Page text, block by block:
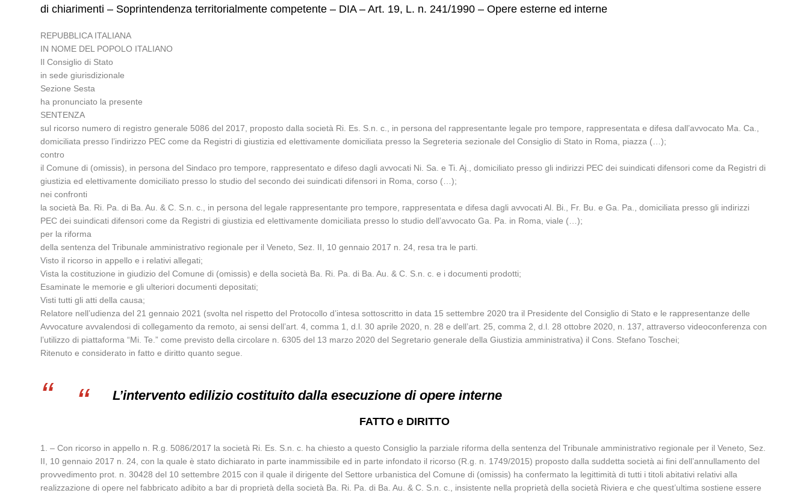
di chiarimenti – Soprintendenza territorialmente competente – DIA – Art. 19, L. n. 241/1990 – Opere esterne ed interne
REPUBBLICA ITALIANA
IN NOME DEL POPOLO ITALIANO
Il Consiglio di Stato
in sede giurisdizionale
Sezione Sesta
ha pronunciato la presente
SENTENZA
sul ricorso numero di registro generale 5086 del 2017, proposto dalla società Ri. Es. S.n. c., in persona del rappresentante legale pro tempore, rappresentata e difesa dall’avvocato Ma. Ca.,
domiciliata presso l’indirizzo PEC come da Registri di giustizia ed elettivamente domiciliata presso la Segreteria sezionale del Consiglio di Stato in Roma, piazza (…);
contro
il Comune di (omissis), in persona del Sindaco pro tempore, rappresentato e difeso dagli avvocati Ni. Sa. e Ti. Aj., domiciliato presso gli indirizzi PEC dei suindicati difensori come da Registri di
giustizia ed elettivamente domiciliato presso lo studio del secondo dei suindicati difensori in Roma, corso (…);
nei confronti
la società Ba. Ri. Pa. di Ba. Au. & C. S.n. c., in persona del legale rappresentante pro tempore, rappresentata e difesa dagli avvocati Al. Bi., Fr. Bu. e Ga. Pa., domiciliata presso gli indirizzi
PEC dei suindicati difensori come da Registri di giustizia ed elettivamente domiciliata presso lo studio dell’avvocato Ga. Pa. in Roma, viale (…);
per la riforma
della sentenza del Tribunale amministrativo regionale per il Veneto, Sez. II, 10 gennaio 2017 n. 24, resa tra le parti.
Visto il ricorso in appello e i relativi allegati;
Vista la costituzione in giudizio del Comune di (omissis) e della società Ba. Ri. Pa. di Ba. Au. & C. S.n. c. e i documenti prodotti;
Esaminate le memorie e gli ulteriori documenti depositati;
Visti tutti gli atti della causa;
Relatore nell’udienza del 21 gennaio 2021 (svolta nel rispetto del Protocollo d’intesa sottoscritto in data 15 settembre 2020 tra il Presidente del Consiglio di Stato e le rappresentanze delle
Avvocature avvalendosi di collegamento da remoto, ai sensi dell’art. 4, comma 1, d.l. 30 aprile 2020, n. 28 e dell’art. 25, comma 2, d.l. 28 ottobre 2020, n. 137, attraverso videoconferenza con
l’utilizzo di piattaforma “Mi. Te.” come previsto della circolare n. 6305 del 13 marzo 2020 del Segretario generale della Giustizia amministrativa) il Cons. Stefano Toschei;
Ritenuto e considerato in fatto e diritto quanto segue.
L’intervento edilizio costituito dalla esecuzione di opere interne
FATTO e DIRITTO
1. – Con ricorso in appello n. R.g. 5086/2017 la società Ri. Es. S.n. c. ha chiesto a questo Consiglio la parziale riforma della sentenza del Tribunale amministrativo regionale per il Veneto, Sez.
II, 10 gennaio 2017 n. 24, con la quale è stato dichiarato in parte inammissibile ed in parte infondato il ricorso (R.g. n. 1749/2015) proposto dalla suddetta società ai fini dell’annullamento del
provvedimento prot. n. 30428 del 10 settembre 2015 con il quale il dirigente del Settore urbanistica del Comune di (omissis) ha confermato la legittimità di tutti i titoli abitativi relativi alla
realizzazione di opere nel fabbricato adibito a bar di proprietà della società Ba. Ri. Pa. di Ba. Au. & C. S.n. c., insistente nella proprietà della società Riviera e che quest’ultima sostiene essere